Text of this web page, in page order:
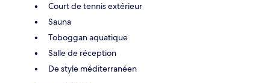
Court de tennis extérieur
Sauna
Toboggan aquatique
Salle de réception
De style méditerranéen